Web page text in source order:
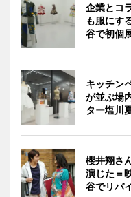
企業とコ
も服にす
谷で初個
キッチン
が並ぶ場
ター塩川
櫻井翔さ
演じた＝
谷でリバ